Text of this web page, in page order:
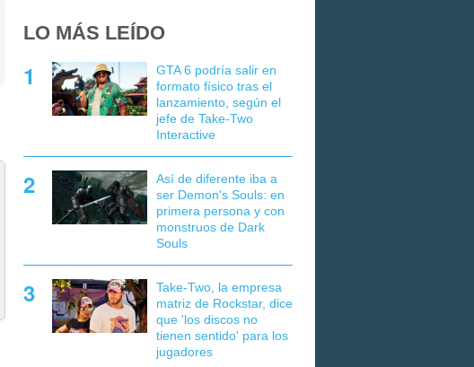
LO MÁS LEÍDO
GTA 6 podría salir en
formato físico tras el
lanzamiento, según el
jefe de Take-Two
Interactive
Así de diferente iba a
ser Demon's Souls: en
primera persona y con
monstruos de Dark
Souls
Take-Two, la empresa
matriz de Rockstar, dice
que 'los discos no
tienen sentido' para los
jugadores